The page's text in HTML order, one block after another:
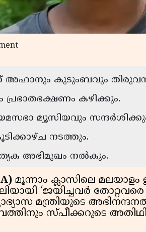
ന് അഹാനും കുടുംബവും
പ്രഭാതഭക്ഷണം കഴിക്കും.
മ്യൂസിയവും
നടത്തും.
അഭിമുഖം നൽകും.
മൂന്നാം ക്ലാസിലെ
‘ജയിച്ചവർ
മന്ത്രിയുടെ
സ്പീക്കറുടെ